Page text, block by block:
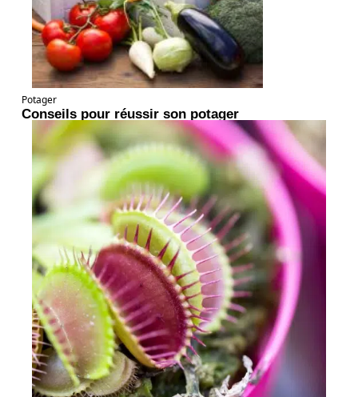
Potager
Conseils pour réussir son potager